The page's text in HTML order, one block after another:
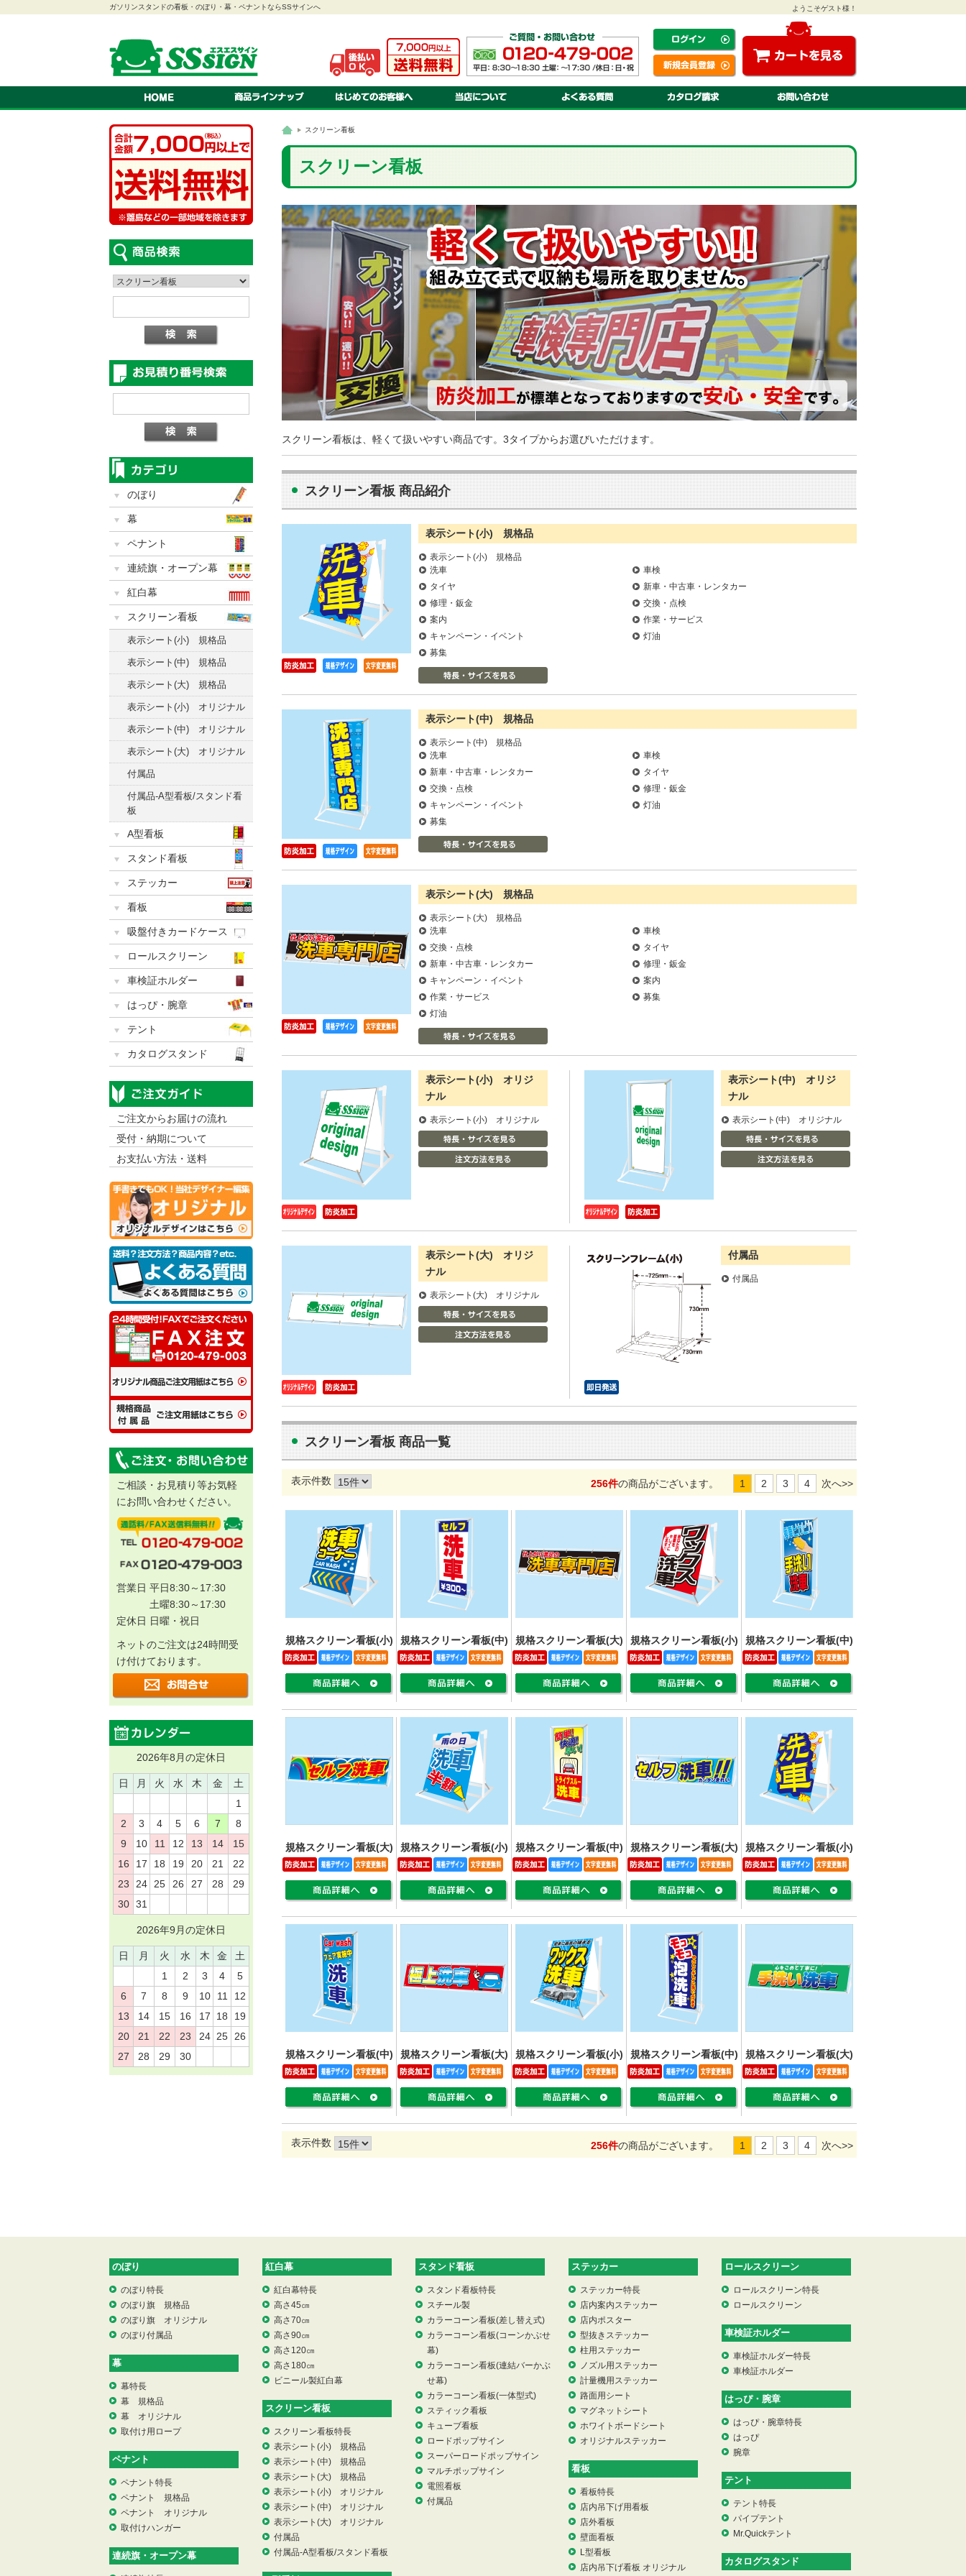
ガソリンスタンドの看板・のぼり・幕・ペナントならSSサインへ ようこそゲスト様！
のぼり
幕
ペナント
連続旗・オープン幕
紅白幕
スクリーン看板
A型看板
スタンド看板
ステッカー
看板
吸盤付きカードケース
LEDパネル
ロールスクリーン
車検証ホルダー
はっぴ・腕章
テント
カタログスタンド
オリジナル 書体・色見本
オリジナル 対応ソフト
オリジナル 入稿の方法・種類
スクリーン看板
スクリーン看板
スクリーン看板は、軽くて扱いやすい商品です。3タイプからお選びいただけます。
スクリーン看板 商品紹介
表示シート(小) 規格品
表示シート(小) 規格品
洗車
車検
タイヤ
新車・中古車・レンタカー
修理・鈑金
交換・点検
案内
作業・サービス
キャンペーン・イベント
灯油
募集
表示シート(中) 規格品
表示シート(中) 規格品
洗車
車検
新車・中古車・レンタカー
タイヤ
交換・点検
修理・鈑金
キャンペーン・イベント
灯油
募集
表示シート(大) 規格品
表示シート(大) 規格品
洗車
車検
交換・点検
タイヤ
新車・中古車・レンタカー
修理・鈑金
キャンペーン・イベント
案内
作業・サービス
募集
灯油
表示シート(小) オリジ
ナル
表示シート(小) オリジナル
表示シート(中) オリジ
ナル
表示シート(中) オリジナル
表示シート(大) オリジ
ナル
表示シート(大) オリジナル
付属品
付属品
スクリーン看板 商品一覧
表示件数 1 2 3 4 次へ>>
256件の商品がございます。
規格スクリーン看板(小) 規格スクリーン看板(中) 規格スクリーン看板(大) 規格スクリーン看板(小) 規格スクリーン看板(中)
規格スクリーン看板(大) 規格スクリーン看板(小) 規格スクリーン看板(中) 規格スクリーン看板(大) 規格スクリーン看板(小)
規格スクリーン看板(中) 規格スクリーン看板(大) 規格スクリーン看板(小) 規格スクリーン看板(中) 規格スクリーン看板(大)
表示件数 1 2 3 4 次へ>>
256件の商品がございます。
のぼり
幕
ペナント
連続旗・オープン幕
紅白幕
スクリーン看板
表示シート(小) 規格品
表示シート(中) 規格品
表示シート(大) 規格品
表示シート(小) オリジナル
表示シート(中) オリジナル
表示シート(大) オリジナル
付属品
付属品-A型看板/スタンド看
板
A型看板
スタンド看板
ステッカー
看板
吸盤付きカードケース
ロールスクリーン
車検証ホルダー
はっぴ・腕章
テント
カタログスタンド
ご注文からお届けの流れ
受付・納期について
お支払い方法・送料
ご相談・お見積り等お気軽
にお問い合わせください。
営業日 平日8:30～17:30
土曜8:30～17:30
定休日 日曜・祝日
ネットのご注文は24時間受
け付けております。
2026年8月の定休日
日 月 火 水 木 金
土
1
2
3 4 5 6 7
8
9
10 11 12 13 14
15
16
17 18 19 20 21
22
23
24 25 26 27 28
29
30 31
2026年9月の定休日
日 月 火 水 木 金
土
1
2 3 4
5
6
7 8 9 10 11
12
13
14 15 16 17 18
19
20
21 22 23 24 25
26
27
28 29 30
のぼり
のぼり特長
のぼり旗 規格品
のぼり旗 オリジナル
のぼり付属品
幕
幕特長
幕 規格品
幕 オリジナル
取付け用ロープ
ペナント
ペナント特長
ペナント 規格品
ペナント オリジナル
取付けハンガー
連続旗・オープン幕
紅白幕
紅白幕特長
高さ45㎝
高さ70㎝
高さ90㎝
高さ120㎝
高さ180㎝
ビニール製紅白幕
スクリーン看板
スクリーン看板特長
表示シート(小) 規格品
表示シート(中) 規格品
表示シート(大) 規格品
表示シート(小) オリジナル
表示シート(中) オリジナル
表示シート(大) オリジナル
付属品
付属品-A型看板/スタンド看板
スタンド看板
スタンド看板特長
スチール製
カラーコーン看板(差し替え式)
カラーコーン看板(コーンかぶせ
幕)
カラーコーン看板(連結バーかぶ
せ幕)
カラーコーン看板(一体型式)
スティック看板
キューブ看板
ロードポップサイン
スーパーロードポップサイン
マルチポップサイン
電照看板
付属品
ステッカー
ステッカー特長
店内案内ステッカー
店内ポスター
型抜きステッカー
柱用ステッカー
ノズル用ステッカー
計量機用ステッカー
路面用シート
マグネットシート
ホワイトボードシート
オリジナルステッカー
看板
看板特長
店内吊下げ用看板
店外看板
壁面看板
L型看板
店内吊下げ看板 オリジナル
ロールスクリーン
ロールスクリーン特長
ロールスクリーン
車検証ホルダー
車検証ホルダー特長
車検証ホルダー
はっぴ・腕章
はっぴ・腕章特長
はっぴ
腕章
テント
テント特長
パイプテント
Mr.Quickテント
カタログスタンド